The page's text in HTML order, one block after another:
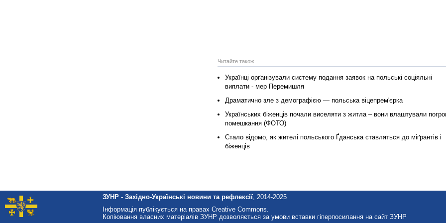
Читайте також
Українці орґанізували систему подання заявок на польські соціяльні
виплати ‑ мер Перемишля
Драматично зле з демографією — польська віцепрем'єрка
Українських біженців почали виселяти з житла – вони влаштували
помешкання (ФОТО)
Стало відомо, як жителі польського Ґданська ставляться до міґрантів і
біженців
ЗУНР - Західно-Українські новини та рефлексії, 2014-2025
Інформація публікується на правах Creative Commons.
Копіювання власних матеріалів ЗУНР дозволяється за умови вставки гіперпосилання на сайт ЗУНР